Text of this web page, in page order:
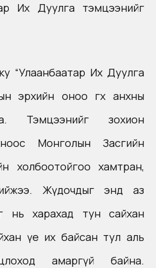
Их Дуулга тэмцээнийг
“Улаанбаатар Их Дуулга
эрхийн оноо өгөх анхны
Тэмцээнийг зохион
Монголын Засгийн
холбоотойгоо хамтран,
Жүдочдыг энд аз
нь харахад тун сайхан
үе их байсан тул аль
амаргүй байна.